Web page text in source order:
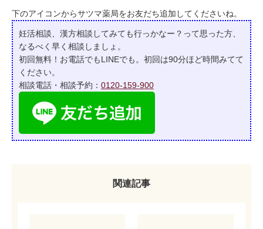
下のアイコンからサツマ薬局をお友だち追加してくださいね。
妊活相談、漢方相談してみても行っかなー？って思った方、
なるべく早く相談しましょ。
初回無料！お電話でもLINEでも。初回は90分ほど時間みてて
ください。
相談電話・相談予約： 0120-159-900
関連記事